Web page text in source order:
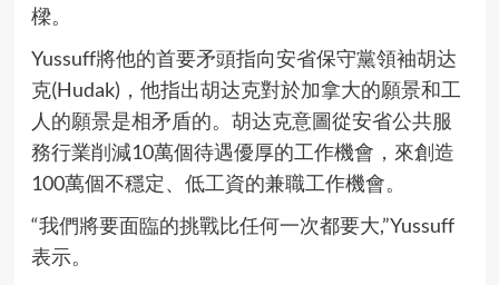
樑。
Yussuff將他的首要矛頭指向安省保守黨領袖胡达
克(Hudak)，他指出胡达克對於加拿大的願景和工
人的願景是相矛盾的。胡达克意圖從安省公共服
務行業削減10萬個待遇優厚的工作機會，來創造
100萬個不穩定、低工資的兼職工作機會。
“我們將要面臨的挑戰比任何一次都要大,”Yussuff
表示。